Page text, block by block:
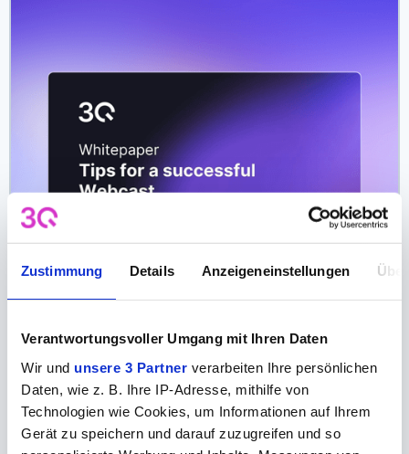
Zustimmung Details Anzeigeneinstellungen
Verantwortungsvoller Umgang mit Ihren Daten
Wir und unsere 3 Partner verarbeiten Ihre persönlichen
Daten, wie z. B. Ihre IP-Adresse, mithilfe von
Technologien wie Cookies, um Informationen auf Ihrem
Gerät zu speichern und darauf zuzugreifen und so
White Paper - Webcasting Tipps
5 Oct